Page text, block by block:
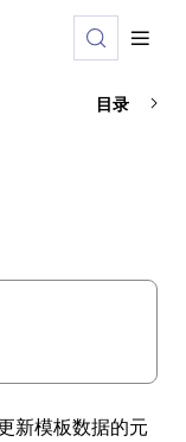
index is
目录
新模板数据的元